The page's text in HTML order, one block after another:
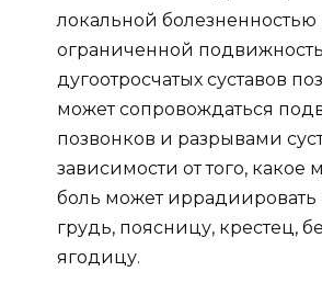
локальной болезненностью
ограниченной
дугоотросчатых суставов
может сопровождаться
позвонков и разрывами
зависимости от того, какое
боль может иррадиировать
грудь, поясницу, крестец,
ягодицу.